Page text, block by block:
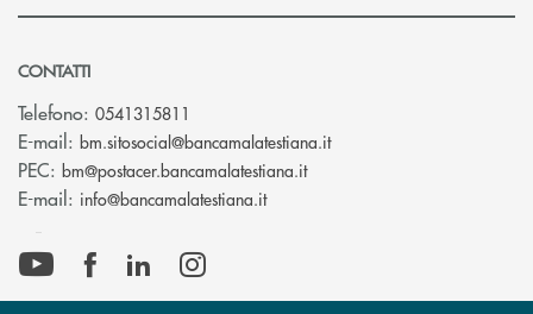
CONTATTI
Telefono: 0541315811
E-mail: bm.sitosocial@bancamalatestiana.it(si apre l’app di posta
PEC: bm@postacer.bancamalatestiana.it(si apre l’app di posta
E-mail: info@bancamalatestiana.it(si apre l’app di posta